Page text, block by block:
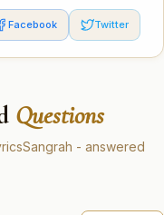
Facebook Twitter
Questions
- answered